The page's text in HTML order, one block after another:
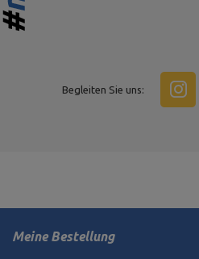
Begleiten Sie uns:
Meine Bestellung